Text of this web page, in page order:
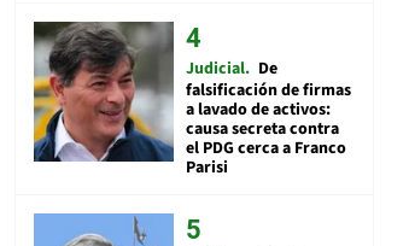
Judicial De
falsificación de firmas
a lavado de activos:
causa secreta contra
el PDG cerca a Franco
Parisi